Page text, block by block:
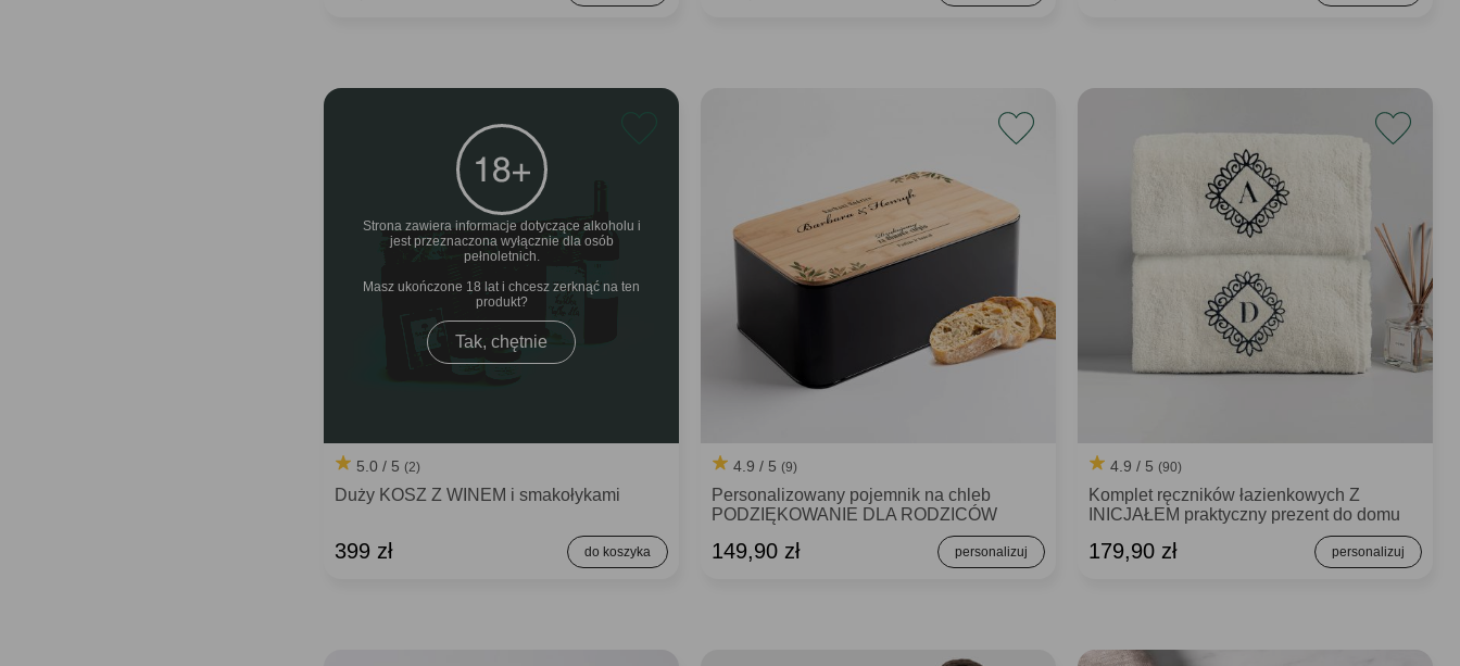
Strona zawiera informacje dotyczące alkoholu i
jest przeznaczona wyłącznie dla osób
pełnoletnich.
Masz ukończone 18 lat i chcesz zerknąć na ten
produkt
Tak, chętnie
5.0 / 5(2)
Duży KOSZ Z WINEM i smakołykami
399 zł
4.9 / 5 (9)
Personalizowany pojemnik na chleb
PODZIĘKOWANIE DLA RODZICÓW
149,90 zł
4.9 / 5 (90)
Komplet ręczników łazienkowych Z
INICJAŁEM praktyczny prezent do domu
179,90 zł